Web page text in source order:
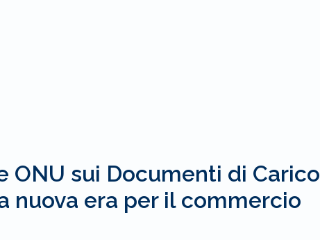
ONU sui Documenti di Carico
nuova era per il commercio